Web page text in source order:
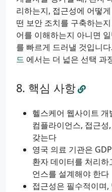
리하는지, 접근성에 어떻
떤 보안 조치를 구축하는
어를 이해하는지 아니면
를 빠르게 드러낼 것입니다.
드 에서는 더 넓은 선택 과
핵심 사항
헬스케어 웹사이트
컴플라이언스, 접근
갖는다
영국 의료 기관은
환자 데이터를 처리
언스를 설계해야 한다
접근성은 필수적이며